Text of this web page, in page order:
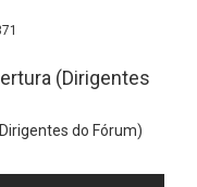
(Dirigentes
do Fórum)